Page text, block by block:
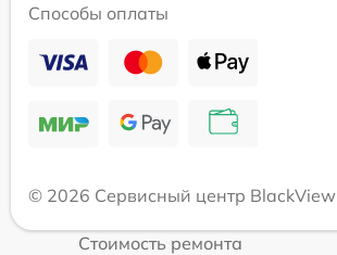
Способы оплаты
© 2026 Сервисный центр BlackView
Стоимость ремонта